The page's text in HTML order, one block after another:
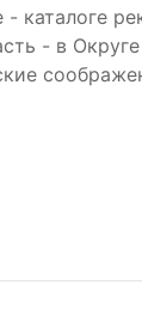
каталоге
- в